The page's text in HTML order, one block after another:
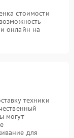
стоимости
онлайн на
техники
могут
для